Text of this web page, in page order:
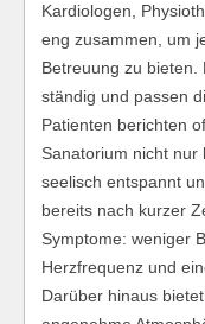
Kardiologen,
eng zusammen, um
Betreuung zu
ständig und passen
Patienten berichten
Sanatorium nicht nur
seelisch entspannt
bereits nach kurzer
Symptome: weniger
Herzfrequenz und
Darüber hinaus